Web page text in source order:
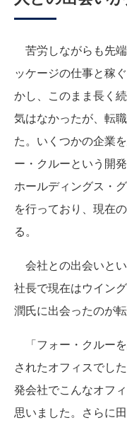
苦労しながらも先
ッケージの仕事と稼
かし、このまま長く
気はなかったが、転
た。いくつかの企業
ー・クルーという開
ホールディングス・
を行っており、現在
る。
会社との出会いと
社長で現在はウイン
潤氏に出会ったのが
「フォー・クルー
されたオフィスでし
発会社でこんなオフ
思いました。さらに